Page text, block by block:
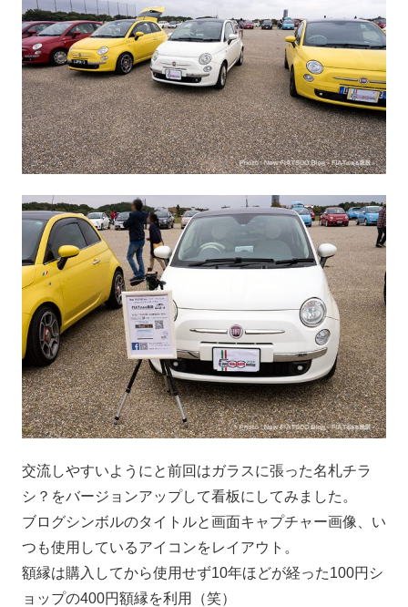
交流しやすいようにと前回はガラスに張った名札チラ
シ？をバージョンアップして看板にしてみました。
ブログシンボルのタイトルと画面キャプチャー画像、い
つも使用しているアイコンをレイアウト。
額縁は購入してから使用せず10年ほどが経った100円シ
ョップの400円額縁を利用（笑）